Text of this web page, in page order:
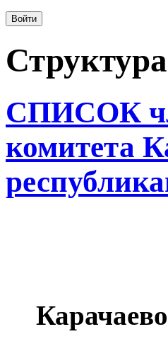
СПИСОК
комитета